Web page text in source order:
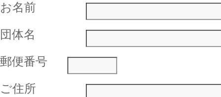
お名前
団体名
郵便番号
ご住所